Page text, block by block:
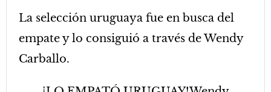
La selección uruguaya fue en busca del
empate y lo consiguió a través de Wendy
Carballo.